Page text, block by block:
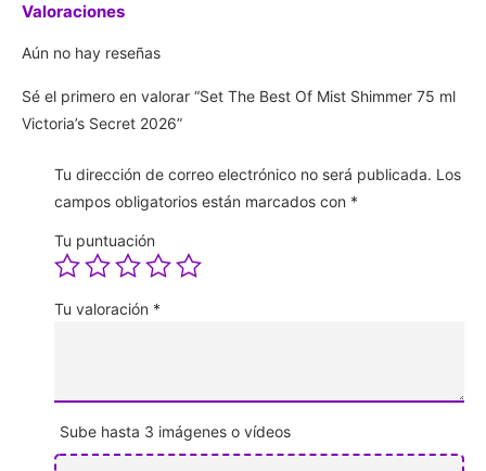
Valoraciones
Aún no hay reseñas
Sé el primero en valorar “Set The Best Of Mist Shimmer 75 ml
Victoria’s Secret 2026”
Tu dirección de correo electrónico no será publicada. Los
campos obligatorios están marcados con *
Tu puntuación
Tu valoración *
Sube hasta 3 imágenes o vídeos